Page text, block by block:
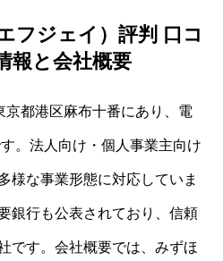
フジェイ）評判 口コ
報と会社概要
京都港区麻布十番にあり、電
。法人向け・個人事業主向け
様な事業形態に対応していま
銀行も公表されており、信頼
です。会社概要では、みずほ